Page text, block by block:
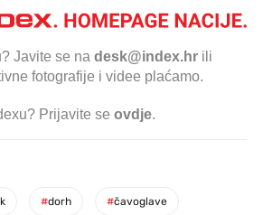
Javite se na desk@index.hr ili
fotografije i videe plaćamo.
Prijavite se ovdje.
#dorh #čavoglave